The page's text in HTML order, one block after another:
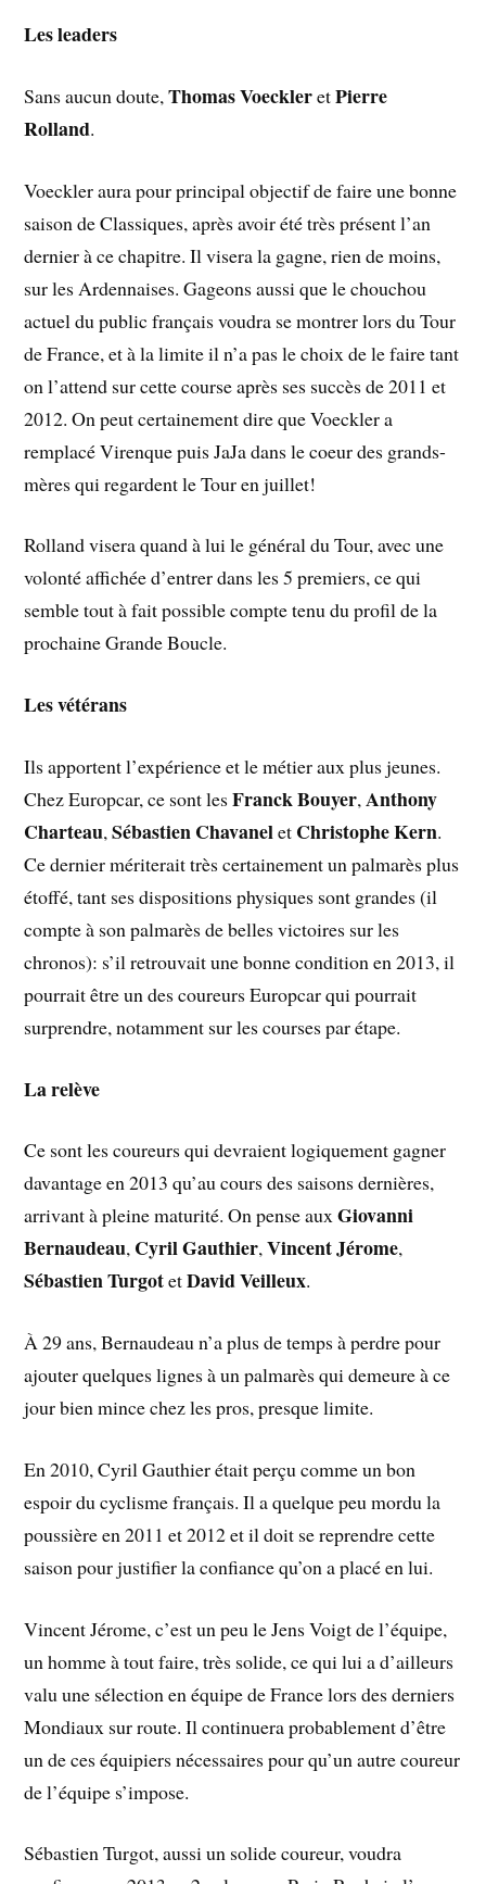
Les leaders
Sans aucun doute,Thomas VoeckleretPierre
Rolland.
Voeckler aura pour principal objectif de faire une bonne
saison de Classiques, après avoir été très présent l’an
dernier à ce chapitre. Il visera la gagne, rien de moins,
sur les Ardennaises. Gageons aussi que le chouchou
actuel du public français voudra se montrer lors du Tour
de France, et à la limite il n’a pas le choix de le faire tant
on l’attend sur cette course après ses succès de 2011 et
2012. On peut certainement dire que Voeckler a
remplacé Virenque puis JaJa dans le coeur des grands-
mères qui regardent le Tour en juillet!
Rolland visera quand à lui le général du Tour, avec une
volonté affichée d’entrer dans les 5 premiers, ce qui
semble tout à fait possible compte tenu du profil de la
prochaine Grande Boucle.
Les vétérans
Ils apportent l’expérience et le métier aux plus jeunes.
Chez Europcar, ce sont lesFranck Bouyer,Anthony
Charteau,Sébastien Chavanelet Christophe Kern.
Ce dernier mériterait très certainement un palmarès plus
étoffé, tant ses dispositions physiques sont grandes (il
compte à son palmarès de belles victoires sur les
chronos): s’il retrouvait une bonne condition en 2013, il
pourrait être un des coureurs Europcar qui pourrait
surprendre, notamment sur les courses par étape.
La relève
Ce sont les coureurs qui devraient logiquement gagner
davantage en 2013 qu’au cours des saisons dernières,
arrivant à pleine maturité. On pense auxGiovanni
Bernaudeau, Cyril Gauthier,Vincent Jérome,
Sébastien TurgotetDavid Veilleux.
À 29 ans, Bernaudeau n’a plus de temps à perdre pour
ajouter quelques lignes à un palmarès qui demeure à ce
jour bien mince chez les pros, presque limite.
En 2010, Cyril Gauthier était perçu comme un bon
espoir du cyclisme français. Il a quelque peu mordu la
poussière en 2011 et 2012 et il doit se reprendre cette
saison pour justifier la confiance qu’on a placé en lui.
Vincent Jérome, c’est un peu le Jens Voigt de l’équipe,
un homme à tout faire, très solide, ce qui lui a d’ailleurs
valu une sélection en équipe de France lors des derniers
Mondiaux sur route. Il continuera probablement d’être
un de ces équipiers nécessaires pour qu’un autre coureur
de l’équipe s’impose.
Sébastien Turgot, aussi un solide coureur, voudra